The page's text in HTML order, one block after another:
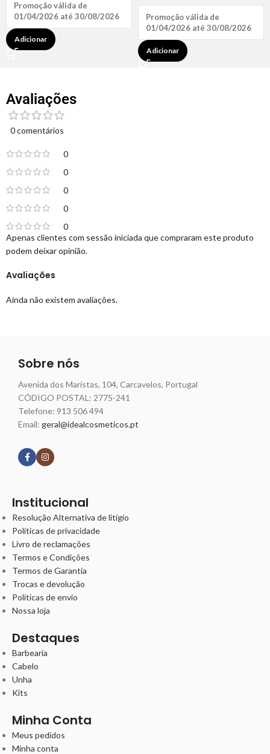
Promoção válida de
01/04/2026 até 30/08/2026
Adicionar
Promoção válida de
01/04/2026 até 30/08/2026
Adicionar
Avaliações
0 comentários
0
0
0
0
0
Avaliações
Ainda não existem avaliações.
Apenas clientes com sessão iniciada que compraram este produto
podem deixar opinião.
Sobre nós
Avenida dos Maristas, 104, Carcavelos, Portugal
CÓDIGO POSTAL: 2775-241
Telefone: 913 506 494
Email: geral@idealcosmeticos.pt
Institucional
Resolução Alternativa de litígio
Políticas de privacidade
Livro de reclamações
Termos e Condições
Termos de Garantia
Trocas e devolução
Políticas de envio
Nossa loja
Destaques
Barbearia
Cabelo
Unha
Kits
Minha Conta
Meus pedidos
Minha conta